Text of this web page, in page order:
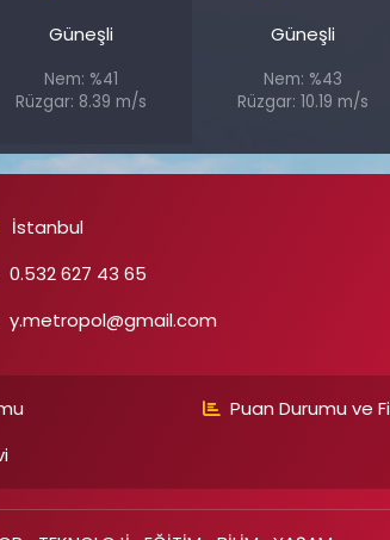
Güneşli
Nem: %41
Rüzgar: 8.39 m/s
Güneşli
Nem: %43
Rüzgar: 10.19 m/s
İstanbul
0.532 627 43 65
y.metropol@gmail.com
Puan Durumu ve